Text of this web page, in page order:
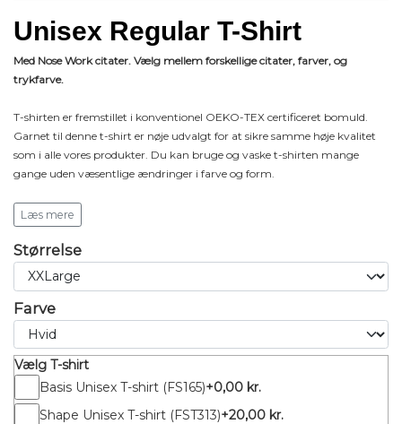
Unisex Regular T-Shirt
Med Nose Work citater. Vælg mellem forskellige citater, farver, og
trykfarve.
T-shirten er fremstillet i konventionel OEKO-TEX certificeret bomuld.
Garnet til denne t-shirt er nøje udvalgt for at sikre samme høje kvalitet
som i alle vores produkter. Du kan bruge og vaske t-shirten mange
gange uden væsentlige ændringer i farve og form.
Ærmer og bund er omsluttet med dobbeltsyning, der giver et enkelt
look. Nakkeribben er lavet af 1x1 bomuldsribbe afsluttet med
dobbeltsyning, der hjælper med at bevare halsens form.
I nakken sidder en lille størrelses etiket i venstre side af halsen og i venstre
sidesøm er der en lille vaskemærke med produktnavn og
vaskeanvisning.
Materiale: 100% bomuld
Vægt: 165gsm
Læs mere
Størrelse
Farve
Vælg T-shirt
Basis Unisex T-shirt (FS165)+0,00 kr.
Shape Unisex T-shirt (FST313)+20,00 kr.